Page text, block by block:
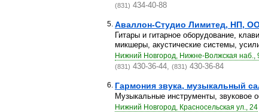
(831) 434-40-88
5. Аваллон-Студио Лимитед, НП,
Гитары и гитарное оборудование,
микшеры, акустические системы,
Нижний Новгород, Нижне-Волжская наб.,
(831) 430-36-44, (831) 430-36-84
6. Гармония звука, музыкальный
Музыкальные инструменты, звуковое
Нижний Новгород, Красносельская ул., 24